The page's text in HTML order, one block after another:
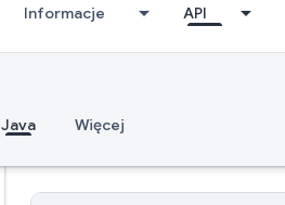
Informacje API
Java Więcej